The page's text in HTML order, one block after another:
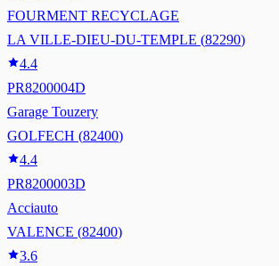
FOURMENT RECYCLAGE
LA VILLE-DIEU-DU-TEMPLE (82290)
4.4
PR8200004D
Garage Touzery
GOLFECH (82400)
4.4
PR8200003D
Acciauto
VALENCE (82400)
3.6